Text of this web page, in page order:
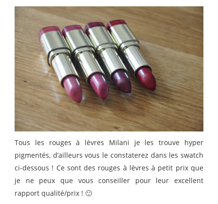
Tous les rouges à lèvres Milani je les trouve hyper
pigmentés, d’ailleurs vous le constaterez dans les swatch
ci-dessous ! Ce sont des rouges à lèvres à petit prix que
je ne peux que vous conseiller pour leur excellent
rapport qualité/prix ! 🙂